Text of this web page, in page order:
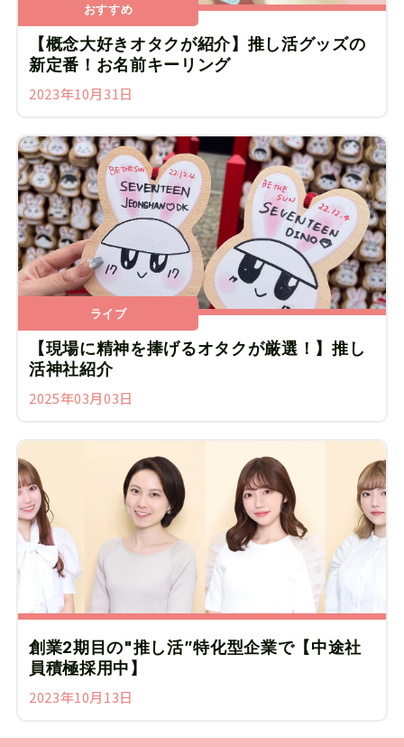
おすすめ
【概念大好きオタクが紹介】推し活グッズの
新定番！お名前キーリング
2023年10月31日
ライブ
【現場に精神を捧げるオタクが厳選！】推し
活神社紹介
2025年03月03日
創業2期目の"推し活”特化型企業で【中途社
員積極採用中】
2023年10月13日